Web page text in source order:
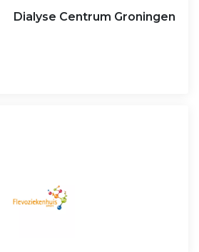
Dialyse Centrum Groningen